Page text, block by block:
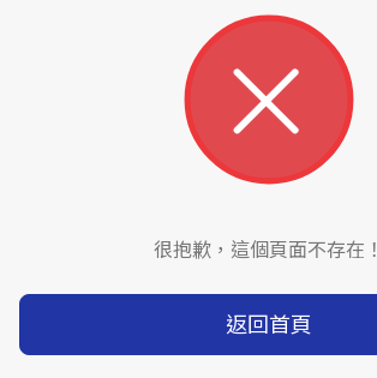
很抱歉，這個頁面不存在！
返回首頁